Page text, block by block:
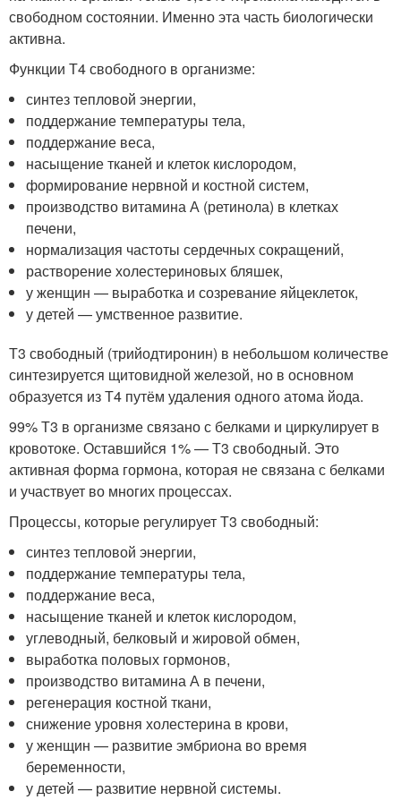
свободном состоянии. Именно эта часть биологически
активна.
Функции Т4 свободного в организме:
синтез тепловой энергии,
поддержание температуры тела,
поддержание веса,
насыщение тканей и клеток кислородом,
формирование нервной и костной систем,
производство витамина А (ретинола) в клетках
печени,
нормализация частоты сердечных сокращений,
растворение холестериновых бляшек,
у женщин — выработка и созревание яйцеклеток,
у детей — умственное развитие.
Т3 свободный (трийодтиронин) в небольшом количестве
синтезируется щитовидной железой, но в основном
образуется из Т4 путём удаления одного атома йода.
99% Т3 в организме связано с белками и циркулирует в
кровотоке. Оставшийся 1% — Т3 свободный. Это
активная форма гормона, которая не связана с белками
и участвует во многих процессах.
Процессы, которые регулирует Т3 свободный:
синтез тепловой энергии,
поддержание температуры тела,
поддержание веса,
насыщение тканей и клеток кислородом,
углеводный, белковый и жировой обмен,
выработка половых гормонов,
производство витамина А в печени,
регенерация костной ткани,
снижение уровня холестерина в крови,
у женщин — развитие эмбриона во время
беременности,
у детей — развитие нервной системы.